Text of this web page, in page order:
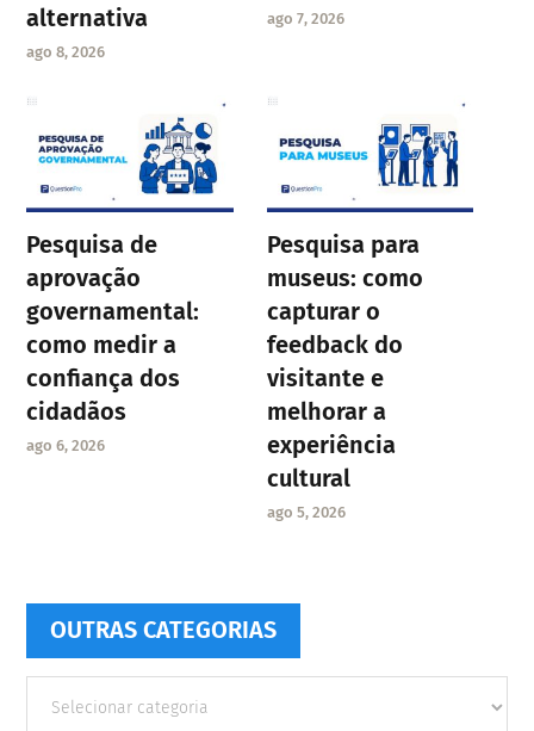
alternativa
ago 8, 2026
ago 7, 2026
Pesquisa de
aprovação
governamental:
como medir a
confiança dos
cidadãos
ago 6, 2026
Pesquisa para
museus: como
capturar o
feedback do
visitante e
melhorar a
experiência
cultural
ago 5, 2026
OUTRAS CATEGORIAS
Categorias